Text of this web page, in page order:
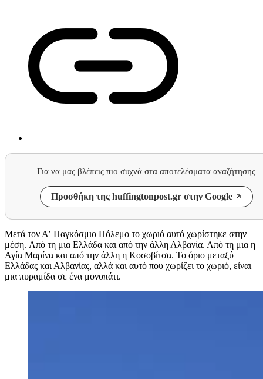
Για να μας βλέπεις πιο συχνά στα αποτελέσματα αναζήτησης
Προσθήκη της huffingtonpost.gr στην Google
Μετά τον Α′ Παγκόσμιο Πόλεμο το χωριό αυτό χωρίστηκε στην
μέση. Από τη μια Ελλάδα και από την άλλη Αλβανία. Από τη μια η
Αγία Μαρίνα και από την άλλη η Κοσοβίτσα. Το όριο μεταξύ
Ελλάδας και Αλβανίας, αλλά και αυτό που χωρίζει το χωριό, είναι
μια πυραμίδα σε ένα μονοπάτι.